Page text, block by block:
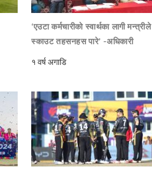
‘एउटा कर्मचारीको स्वार्थका लागी मन्त्रीले
स्काउट तहसनहस पारे’ -अधिकारी
१ वर्ष अगाडि